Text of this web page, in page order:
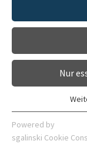
Kliniken &
Forschung
Karriere
Klinik für
Allgemein
Nur
Essentielle
Webseite
Powered by
sgalinski Cookie